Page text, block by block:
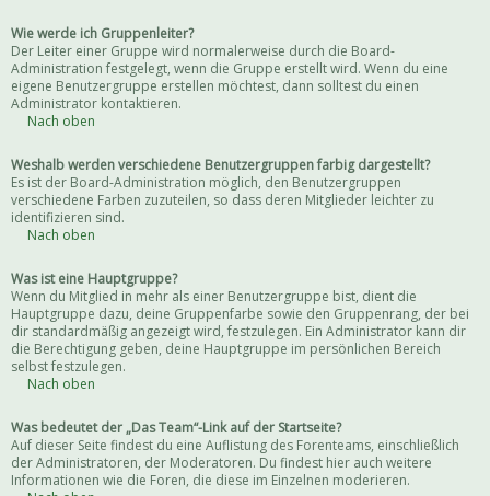
Wie werde ich Gruppenleiter?
Der Leiter einer Gruppe wird normalerweise durch die Board-
Administration festgelegt, wenn die Gruppe erstellt wird. Wenn du eine
eigene Benutzergruppe erstellen möchtest, dann solltest du einen
Administrator kontaktieren.
Nach oben
Weshalb werden verschiedene Benutzergruppen farbig dargestellt?
Es ist der Board-Administration möglich, den Benutzergruppen
verschiedene Farben zuzuteilen, so dass deren Mitglieder leichter zu
identifizieren sind.
Nach oben
Was ist eine Hauptgruppe?
Wenn du Mitglied in mehr als einer Benutzergruppe bist, dient die
Hauptgruppe dazu, deine Gruppenfarbe sowie den Gruppenrang, der bei
dir standardmäßig angezeigt wird, festzulegen. Ein Administrator kann dir
die Berechtigung geben, deine Hauptgruppe im persönlichen Bereich
selbst festzulegen.
Nach oben
Was bedeutet der „Das Team“-Link auf der Startseite?
Auf dieser Seite findest du eine Auflistung des Forenteams, einschließlich
der Administratoren, der Moderatoren. Du findest hier auch weitere
Informationen wie die Foren, die diese im Einzelnen moderieren.